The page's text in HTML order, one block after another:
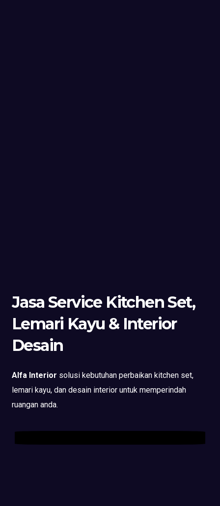
Jasa Service Kitchen Set,
Lemari Kayu & Interior
Desain
Alfa Interior solusi kebutuhan perbaikan kitchen set,
lemari kayu, dan desain interior untuk memperindah
ruangan anda.